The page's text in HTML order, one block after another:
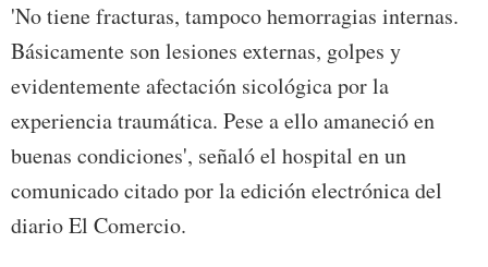
'No tiene fracturas, tampoco hemorragias internas.
Básicamente son lesiones externas, golpes y
evidentemente afectación sicológica por la
experiencia traumática. Pese a ello amaneció en
buenas condiciones', señaló el hospital en un
comunicado citado por la edición electrónica del
diario El Comercio.